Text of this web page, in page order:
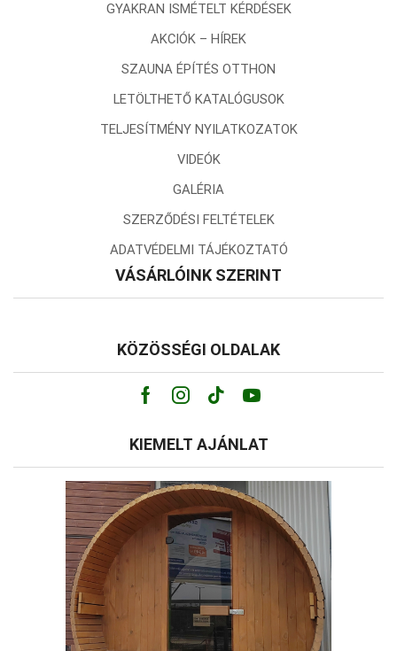
GYAKRAN ISMÉTELT KÉRDÉSEK
AKCIÓK – HÍREK
SZAUNA ÉPÍTÉS OTTHON
LETÖLTHETŐ KATALÓGUSOK
TELJESÍTMÉNY NYILATKOZATOK
VIDEÓK
GALÉRIA
SZERZŐDÉSI FELTÉTELEK
ADATVÉDELMI TÁJÉKOZTATÓ
VÁSÁRLÓINK SZERINT
KÖZÖSSÉGI OLDALAK
Facebook
Instagram
Tik-
tok
Youtube
KIEMELT AJÁNLAT